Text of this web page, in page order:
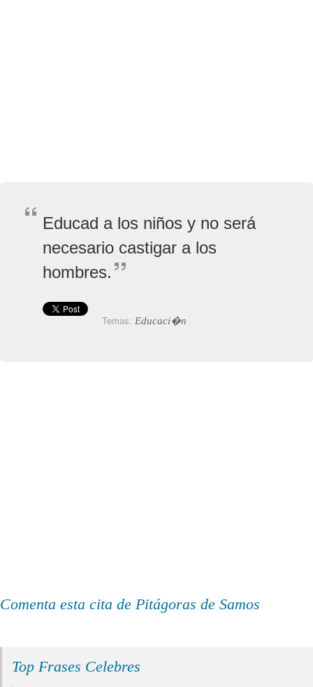
Educad a los niños y no será
necesario castigar a los
hombres.
Temas: Educaci�n
Comenta esta cita de Pitágoras de Samos
Top Frases Celebres